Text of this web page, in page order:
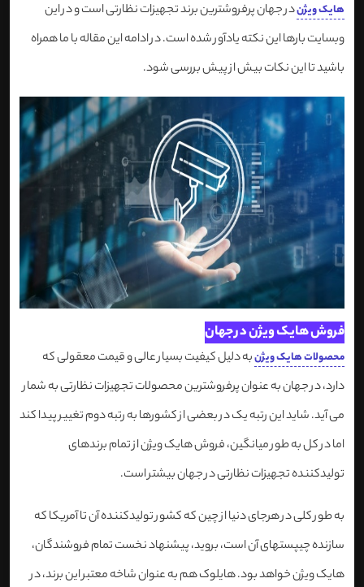
هایک ویژندر جهان پرفروشترین برند تجهیزات نظارتی است و در این
وبسایت بارها این نکته یادآور شده است. در ادامه این مقاله با ما همراه
باشید تا این نکات بیش از پیش بررسی شود.
فروش هایک ویژن در جهان
محصولات هایک ویژنبه دلیل کیفیت بسیار عالی و قیمت معقولی که
دارد، در جهان به عنوان پرفروشترین محصولات تجهیزات نظارتی به شمار
می آید. شاید این رتبه یک در بعضی از کشورها به رتبه دوم تغییر پیدا کند
اما در کل به طور میانگین، فروش هایک ویژن از تمام برندهای
تولیدکننده تجهیزات نظارتی در جهان بیشتر است.
به طور کلی در هرجای دنیا از چین که کشور تولیدکننده آن تا آمریکا که
سازنده چیپستهای آن است، بروید، پیشنهاد نخست تمام فروشندگان،
هایک ویژن خواهد بود. هایلوک هم به عنوان شاخه معتبر این برند، در